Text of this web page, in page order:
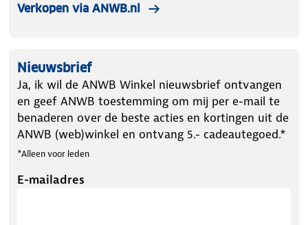
Verkopen via ANWB.nl
Nieuwsbrief
Ja, ik wil de ANWB Winkel nieuwsbrief ontvangen
en geef ANWB toestemming om mij per e-mail te
benaderen over de beste acties en kortingen uit de
ANWB (web)winkel en ontvang 5.- cadeautegoed.*
*Alleen voor leden
E-mailadres